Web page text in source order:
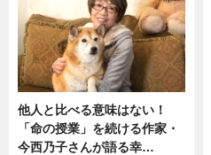
他人と比べる意味はない！
「命の授業」を続ける作家・
今西乃子さんが語る幸…